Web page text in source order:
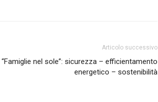
Articolo successivo
“Famiglie nel sole”: sicurezza – efficientamento
energetico – sostenibilità